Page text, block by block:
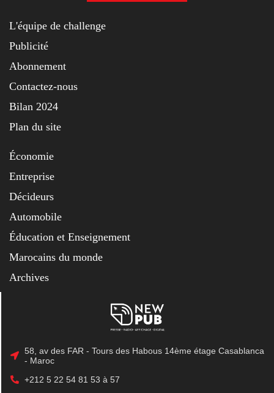
L'équipe de challenge
Publicité
Abonnement
Contactez-nous
Bilan 2024
Plan du site
Économie
Entreprise
Décideurs
Automobile
Éducation et Enseignement
Marocains du monde
Archives
58, av des FAR - Tours des Habous 14ème étage Casablanca
- Maroc
+212 5 22 54 81 53 à 57